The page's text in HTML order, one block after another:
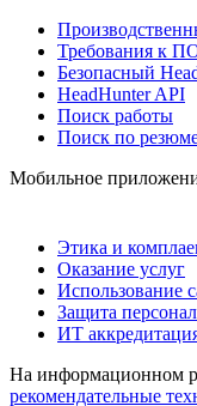
Требования к
Безопасный
HeadHunter API
Поиск работы
Поиск по
Мобильное
Этика и
Оказание услуг
Использование
Защита
ИТ
На информационном
рекомендательные